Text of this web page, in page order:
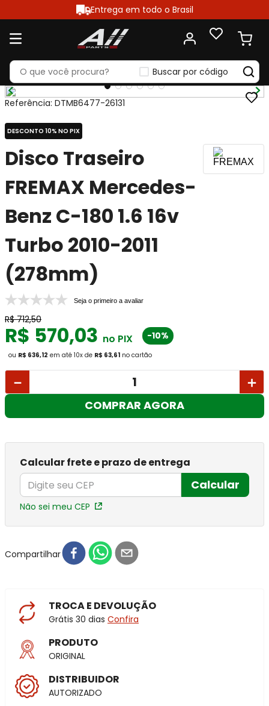
Entrega em todo o Brasil
Buscar por código
Referência: DTMB6477-26131
DESCONTO 10% NO PIX
Disco Traseiro
FREMAX Mercedes-
Benz C-180 1.6 16v
Turbo 2010-2011
(278mm)
Seja o primeiro a avaliar
R$ 712,50
R$ 570,03 no PIX -10%
ou R$ 636,12 em até 10x de R$ 63,61 no cartão
＋
－
COMPRAR AGORA
Calcular frete e prazo de entrega
Calcular
Não sei meu CEP
Compartilhar
TROCA E DEVOLUÇÃO
Grátis 30 dias Confira
PRODUTO
ORIGINAL
DISTRIBUIDOR
AUTORIZADO